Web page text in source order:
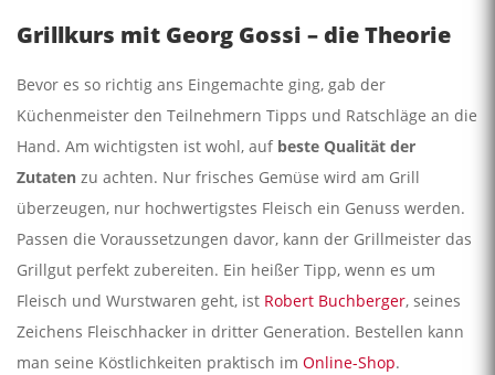
Grillkurs mit Georg Gossi – die Theorie
Bevor es so richtig ans Eingemachte ging, gab der
Küchenmeister den Teilnehmern Tipps und Ratschläge an die
Hand. Am wichtigsten ist wohl, auf beste Qualität der
Zutaten zu achten. Nur frisches Gemüse wird am Grill
überzeugen, nur hochwertigstes Fleisch ein Genuss werden.
Passen die Voraussetzungen davor, kann der Grillmeister das
Grillgut perfekt zubereiten. Ein heißer Tipp, wenn es um
Fleisch und Wurstwaren geht, ist Robert Buchberger, seines
Zeichens Fleischhacker in dritter Generation. Bestellen kann
man seine Köstlichkeiten praktisch im Online-Shop.